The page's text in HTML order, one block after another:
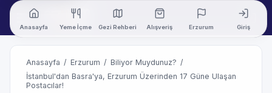
Anasayfa Yeme İçme Gezi Rehberi Alışveriş Erzurum Giriş
Anasayfa / Erzurum / Biliyor Muydunuz? /
İstanbul'dan Basra'ya, Erzurum Üzerinden 17 Güne Ulaşan
Postacılar!